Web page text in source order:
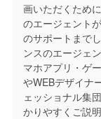
画いただくため
のエージェント
のサポートまで
ンスのエージェ
マホアプリ・ゲ
やWEBデザイナ
ェッショナル集
かりやすくご説